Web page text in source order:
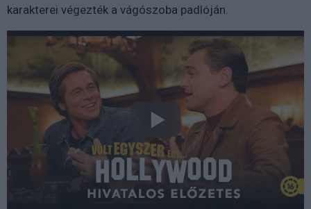
karakterei végezték a vágószoba padlóján.